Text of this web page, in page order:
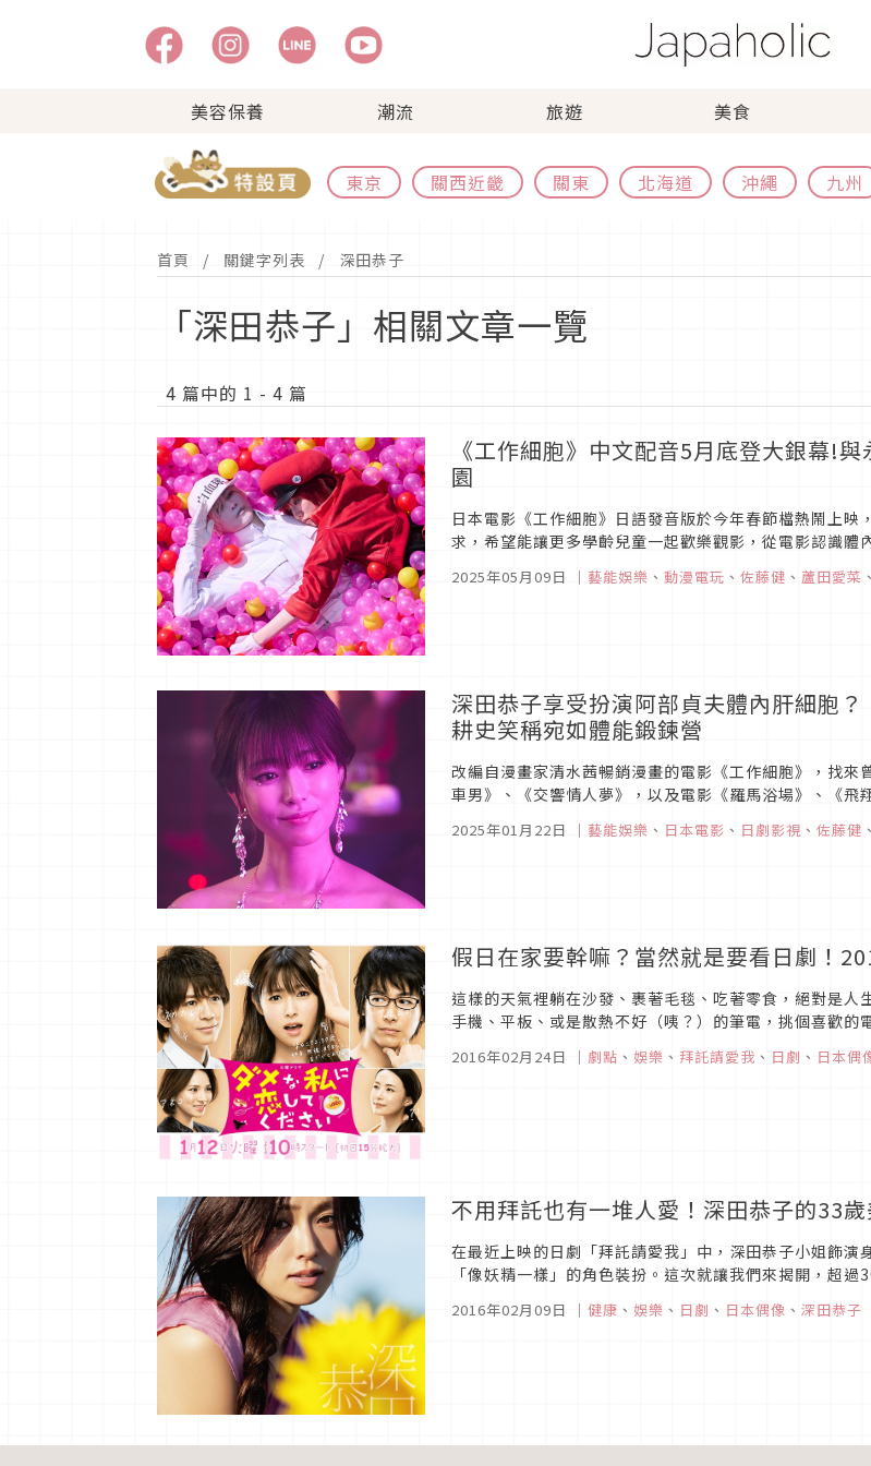
美容保養 潮流 旅遊 美食
東京 關西近畿 關東 北海道 沖繩 九州
首頁 關鍵字列表 深田恭子
「深田恭子」相關文章一覽
4 篇中的 1 - 4 篇
《工作細胞》中文配音5月底登大銀幕!
園
日本電影《工作細胞》日語發音版於今年春節檔熱鬧上
求，希望能讓更多學齡兒童一起歡樂觀影，從電影認識
2025年05月09日 ｜ 藝能娛樂 、 動漫電玩 、 佐藤健 、 蘆田愛菜 、
深田恭子享受扮演阿部貞夫體內肝細胞
耕史笑稱宛如體能鍛鍊營
改編自漫畫家清水茜暢銷漫畫的電影《工作細胞》，找
車男》、《交響情人夢》，以及電影《羅馬浴場》、《
2025年01月22日 ｜ 藝能娛樂 、 日本電影 、 日劇影視 、 佐藤健 、
假日在家要幹嘛？當然就是要看日劇！
這樣的天氣裡躺在沙發、裹著毛毯、吃著零食，絕對是
手機、平板、或是散熱不好（咦？）的筆電，挑個喜歡
2016年02月24日 ｜ 劇點 、 娛樂 、 拜託請愛我 、 日劇 、 日本偶
不用拜託也有一堆人愛！深田恭子的33
在最近上映的日劇「拜託請愛我」中，深田恭子小姐飾
「像妖精一樣」的角色裝扮。這次就讓我們來揭開，超
2016年02月09日 ｜ 健康 、 娛樂 、 日劇 、 日本偶像 、 深田恭子